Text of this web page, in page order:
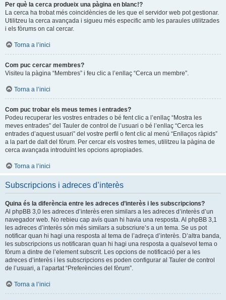
Per què la cerca produeix una pàgina en blanc!?
La cerca ha trobat més coincidències de les que el servidor web pot gestionar.
Utilitzeu la cerca avançada i sigueu més especific amb les paraules utilitzades
i els fòrums on cal cercar.
Torna a l’inici
Com puc cercar membres?
Visiteu la pàgina “Membres” i feu clic a l’enllaç “Cerca un membre”.
Torna a l’inici
Com puc trobar els meus temes i entrades?
Podeu recuperar les vostres entrades o bé fent clic a l’enllaç “Mostra les
meves entrades” del Tauler de control de l’usuari o bé l’enllaç “Cerca les
entrades d’aquest usuari” del vostre perfil o fent clic al menú “Enllaços ràpids”
a la part de dalt del fòrum. Per cercar els vostres temes, utilitzeu la pàgina de
cerca avançada introduïnt les opcions apropiades.
Torna a l’inici
Subscripcions i adreces d’interès
Quina és la diferència entre les adreces d’interès i les subscripcions?
Al phpBB 3,0 les adreces d’interès eren similars a les adreces d’interès d’un
navegador web. No rebieu cap avís quan hi havia una resposta. Al phpBB 3,1
les adreces d’interès són més similars a subscriure’s a un tema. Se us pot
notificar quan hi hagi una resposta al tema de l’adreça d’interès. D’altra banda,
les subscripcions us notificaran quan hi hagi una resposta a qualsevol tema o
fòrum a dintre de l’element subscrit. Les opcions de notificació per a les
adreces d’interès i les subscripcions es poden configurar al Tauler de control
de l’usuari, a l’apartat “Preferències del fòrum”.
Torna a l’inici